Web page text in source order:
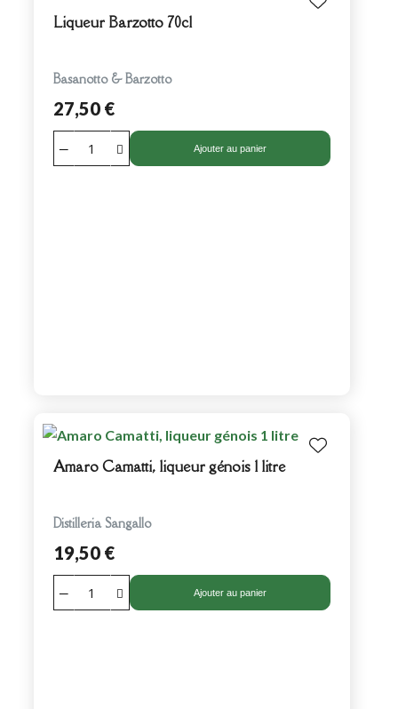
Liqueur Barzotto 70cl
Basanotto & Barzotto
27,50 €
Ajouter au panier
Amaro Camatti, liqueur génois 1 litre
Distilleria Sangallo
19,50 €
Ajouter au panier